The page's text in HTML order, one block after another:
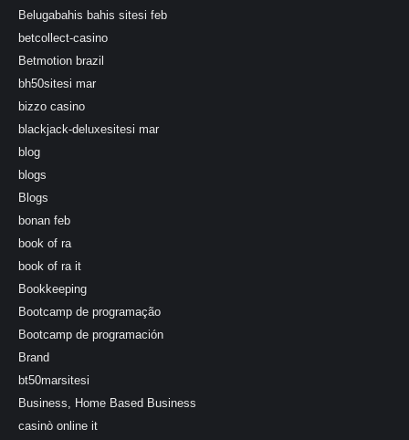
Belugabahis bahis sitesi feb
betcollect-casino
Betmotion brazil
bh50sitesi mar
bizzo casino
blackjack-deluxesitesi mar
blog
blogs
Blogs
bonan feb
book of ra
book of ra it
Bookkeeping
Bootcamp de programação
Bootcamp de programación
Brand
bt50marsitesi
Business, Home Based Business
casinò online it